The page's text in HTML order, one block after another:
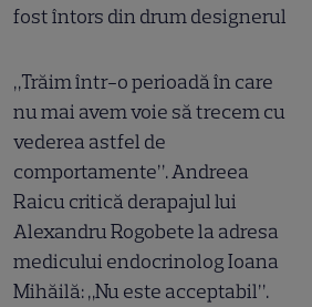
fost întors din drum designerul
„Trăim într-o perioadă în care
nu mai avem voie să trecem cu
vederea astfel de
comportamente”. Andreea
Raicu critică derapajul lui
Alexandru Rogobete la adresa
medicului endocrinolog Ioana
Mihăilă: „Nu este acceptabil”.